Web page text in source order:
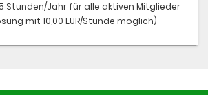
Stunden/Jahr für alle aktiven Mitglieder
mit 10,00 EUR/Stunde möglich)